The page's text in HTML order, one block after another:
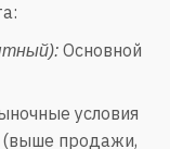
Основной
условия
продажи,